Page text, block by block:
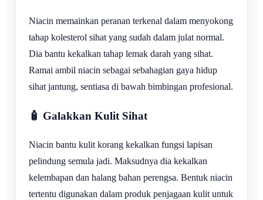
Niacin memainkan peranan terkenal dalam menyokong
tahap kolesterol sihat yang sudah dalam julat normal.
Dia bantu kekalkan tahap lemak darah yang sihat.
Ramai ambil niacin sebagai sebahagian gaya hidup
sihat jantung, sentiasa di bawah bimbingan profesional.
🧴 Galakkan Kulit Sihat
Niacin bantu kulit korang kekalkan fungsi lapisan
pelindung semula jadi. Maksudnya dia kekalkan
kelembapan dan halang bahan perengsa. Bentuk niacin
tertentu digunakan dalam produk penjagaan kulit untuk